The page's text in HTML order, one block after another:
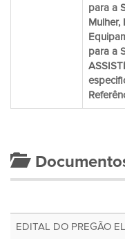
para a
Mulher,
para a
EDITAL DO PREGÃO